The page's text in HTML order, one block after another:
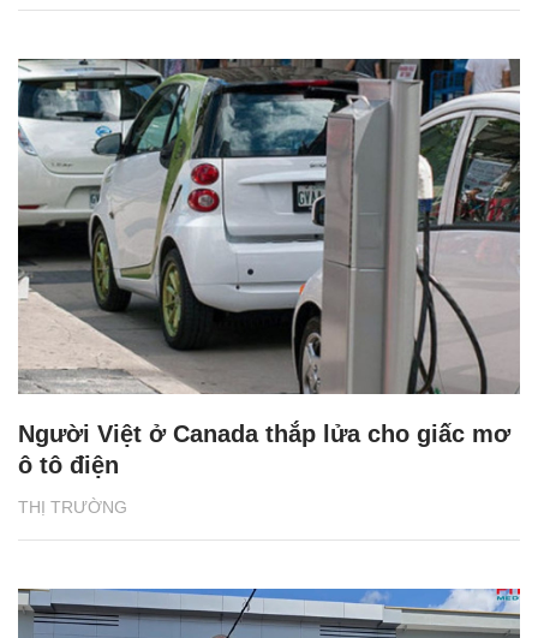
THỊ TRƯỜNG
Người Việt ở Canada thắp lửa cho giấc mơ
ô tô điện